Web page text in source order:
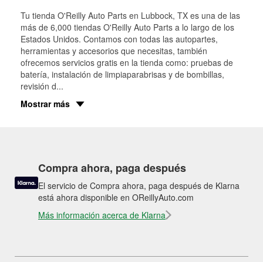
Tu tienda O'Reilly Auto Parts en Lubbock, TX es una de las
más de 6,000 tiendas O'Reilly Auto Parts a lo largo de los
Estados Unidos. Contamos con todas las autopartes,
herramientas y accesorios que necesitas, también
ofrecemos servicios gratis en la tienda como: pruebas de
batería, instalación de limpiaparabrisas y de bombillas,
revisión d...
Mostrar más
Compra ahora, paga después
El servicio de Compra ahora, paga después de Klarna
está ahora disponible en OReillyAuto.com
Más información acerca de Klarna